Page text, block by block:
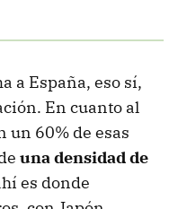
a España, eso sí,
En cuanto al
un 60% de esas
una densidad de
es donde